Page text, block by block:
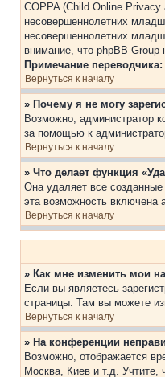
COPPA (Child Online
несовершеннолетних
несовершеннолетних
внимание, что phpBB
Примечание
Вернуться к началу
» Почему я не могу
Возможно, администратор
за помощью к
Вернуться к началу
» Что делает функция
Она удаляет все
эта возможность включена
Вернуться к началу
» Как мне изменить мои
Если вы являетесь
страницы. Там вы можете
Вернуться к началу
» На конференции
Возможно, отображается
Москва, Киев и т.д. Учтите,